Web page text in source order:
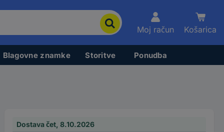
Moj račun Košarica
Blagovne znamke Storitve Ponudba
Dostava čet, 8.10.2026